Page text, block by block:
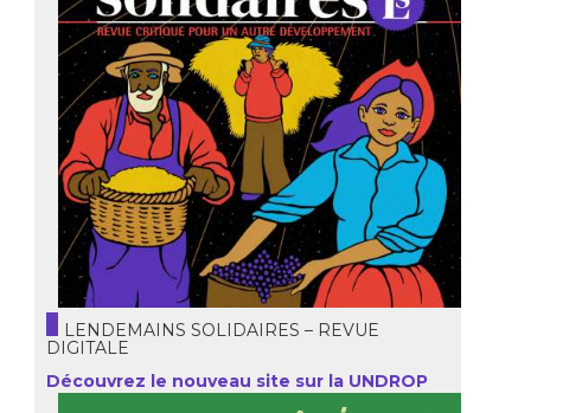
LENDEMAINS SOLIDAIRES – REVUE
DIGITALE
Découvrez le nouveau site sur la UNDROP